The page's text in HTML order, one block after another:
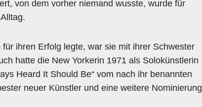
von dem vorher niemand wusste, wurde für
ihren Erfolg legte, war sie mit ihrer Schwester
hatte die New Yorkerin 1971 als Solokünstlerin
Heard It Should Be“ vom nach ihr benannten
neuer Künstler und eine weitere Nominierung